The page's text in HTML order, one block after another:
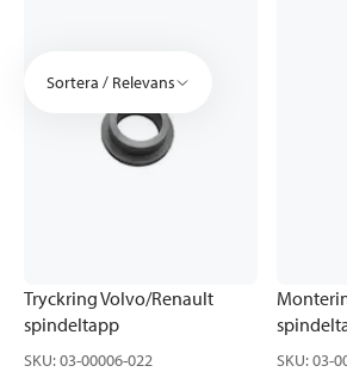
Sortera / Relevans
Tryckring Volvo/Renault
spindeltapp
SKU:03-00006-022 SKU:03-